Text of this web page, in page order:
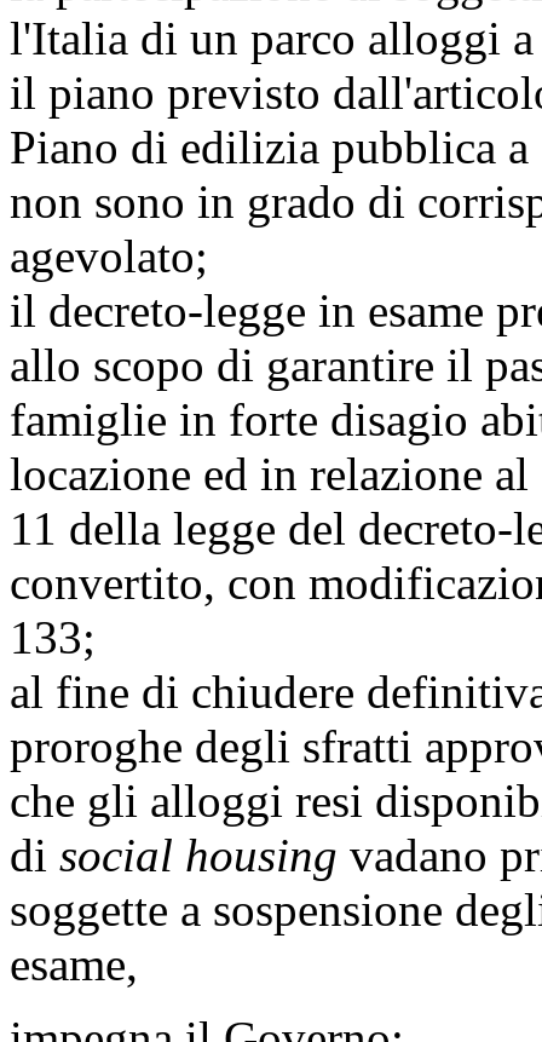
l'Italia di un parco alloggi a
il piano previsto
Piano di edilizia pubblica a
non sono in grado di
agevolato;
il decreto-legge in esame
allo scopo di garantire il
famiglie in forte disagio
locazione ed in relazione
11 della legge del decreto-
convertito, con
133;
al fine di chiudere
proroghe degli sfratti
che gli alloggi resi
di social housing vadano
soggette a sospensione
esame,